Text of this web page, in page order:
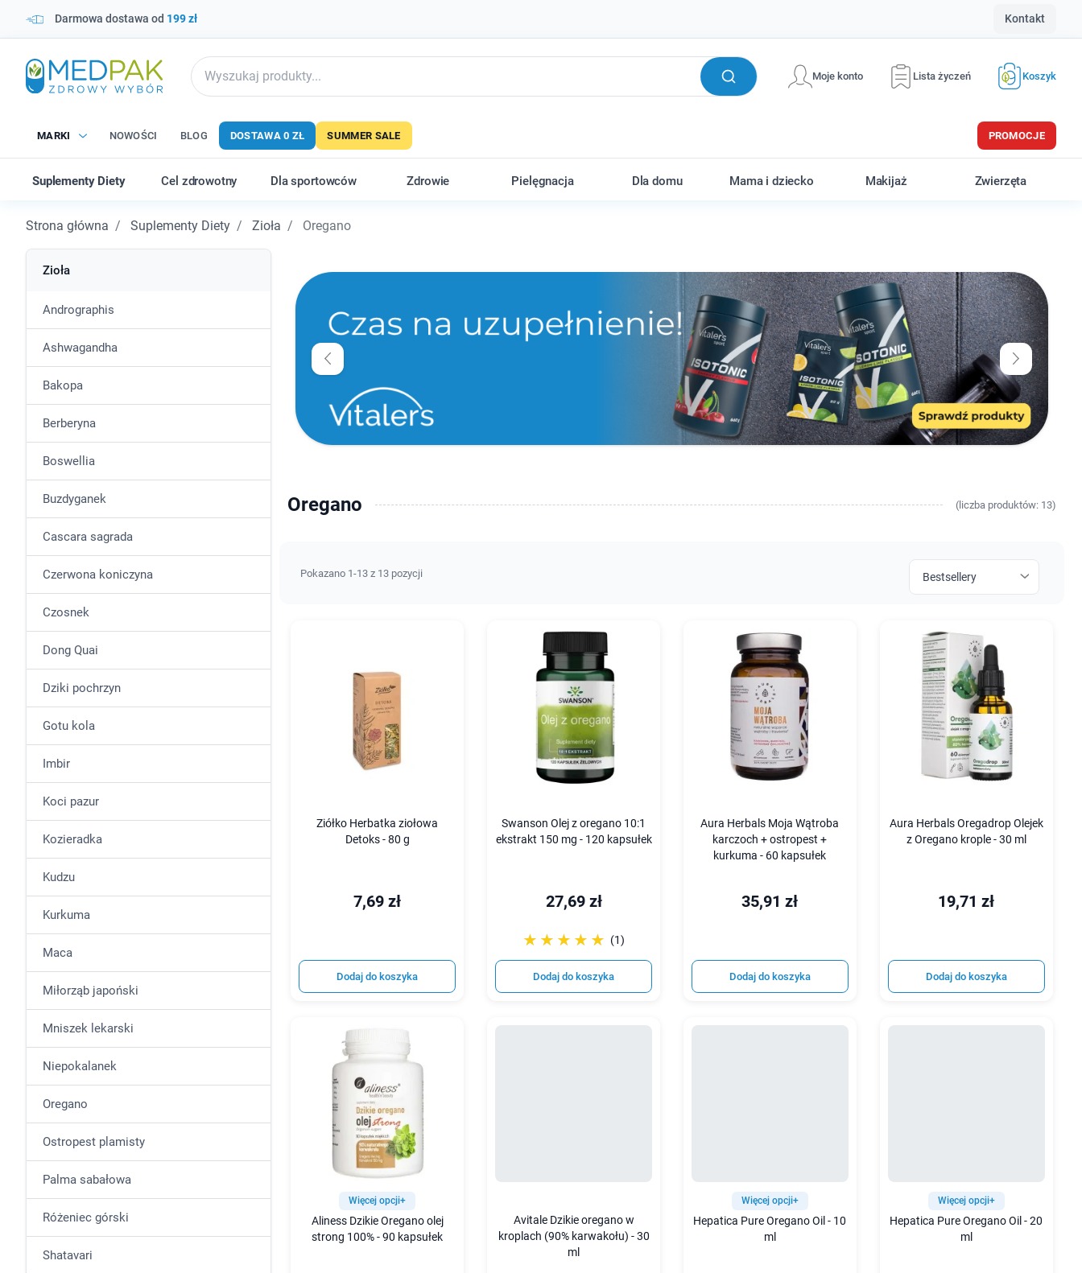
Darmowa dostawa od 199 zł Kontakt
Moje konto Lista życzeń Koszyk
MARKI NOWOŚCI BLOG DOSTAWA 0 ZŁ SUMMER SALE PROMOCJE
Suplementy Diety Cel zdrowotny Dla sportowców Zdrowie Pielęgnacja Dla domu Mama i dziecko Makijaż Zwierzęta
Strona główna Suplementy Diety Zioła Oregano
Zioła
Andrographis
Ashwagandha
Bakopa
Berberyna
Boswellia
Buzdyganek
Cascara sagrada
Czerwona koniczyna
Czosnek
Dong Quai
Dziki pochrzyn
Gotu kola
Imbir
Koci pazur
Kozieradka
Kudzu
Kurkuma
Maca
Miłorząb japoński
Mniszek lekarski
Niepokalanek
Oregano
Ostropest plamisty
Palma sabałowa
Różeniec górski
Shatavari
Oregano ( liczba produktów: 13)
Pokazano 1-13 z 13 pozycji
Ziółko Herbatka ziołowa
Detoks - 80 g
7,69 zł
Dodaj do koszyka
Swanson Olej z oregano 10:1
ekstrakt 150 mg - 120 kapsułek
27,69 zł
☆☆☆☆☆
★★★★★ (1)
Dodaj do koszyka
Aura Herbals Moja Wątroba
karczoch + ostropest +
kurkuma - 60 kapsułek
35,91 zł
Dodaj do koszyka
Aura Herbals Oregadrop Olejek
z Oregano krople - 30 ml
19,71 zł
Dodaj do koszyka
Więcej opcji+
Aliness Dzikie Oregano olej
strong 100% - 90 kapsułek
Avitale Dzikie oregano w
kroplach (90% karwakołu) - 30
ml
Więcej opcji+
Hepatica Pure Oregano Oil - 10
ml
Więcej opcji+
Hepatica Pure Oregano Oil - 20
ml